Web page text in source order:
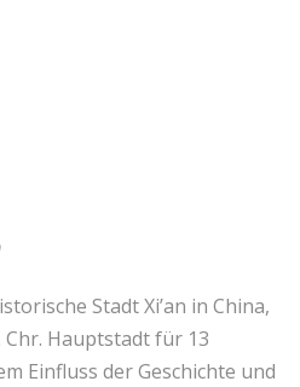
Stadt Xi’an in China,
Chr. Hauptstadt für 13
Einfluss der Geschichte und